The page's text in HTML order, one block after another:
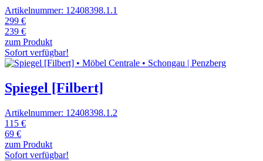
Artikelnummer: 12408398.1.1
299 €
239 €
zum Produkt
Sofort verfügbar!
Spiegel [Filbert]
Artikelnummer: 12408398.1.2
115 €
69 €
zum Produkt
Sofort verfügbar!